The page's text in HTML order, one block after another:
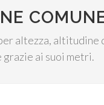
altezza,
grazie ai suoi metri.